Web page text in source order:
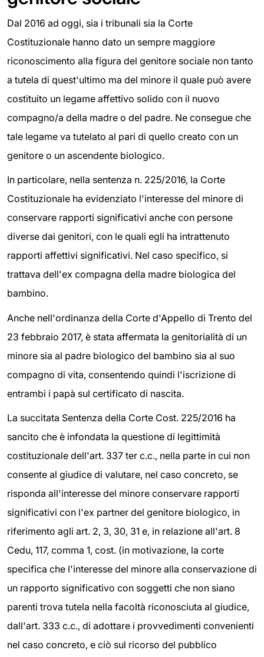
Dal 2016 ad oggi, sia i tribunali sia la Corte
Costituzionale hanno dato un sempre maggiore
riconoscimento alla figura del genitore sociale non tanto
a tutela di quest'ultimo ma del minore il quale può avere
costituito un legame affettivo solido con il nuovo
compagno/a della madre o del padre. Ne consegue che
tale legame va tutelato al pari di quello creato con un
genitore o un ascendente biologico.
In particolare, nella sentenza n. 225/2016, la Corte
Costituzionale ha evidenziato l'interesse del minore di
conservare rapporti significativi anche con persone
diverse dai genitori, con le quali egli ha intrattenuto
rapporti affettivi significativi. Nel caso specifico, si
trattava dell'ex compagna della madre biologica del
bambino.
Anche nell'ordinanza della Corte d'Appello di Trento del
23 febbraio 2017, è stata affermata la genitorialità di un
minore sia al padre biologico del bambino sia al suo
compagno di vita, consentendo quindi l'iscrizione di
entrambi i papà sul certificato di nascita.
La succitata Sentenza della Corte Cost. 225/2016 ha
sancito che è infondata la questione di legittimità
costituzionale dell'art. 337 ter c.c., nella parte in cui non
consente al giudice di valutare, nel caso concreto, se
risponda all'interesse del minore conservare rapporti
significativi con l'ex partner del genitore biologico, in
riferimento agli art. 2, 3, 30, 31 e, in relazione all'art. 8
Cedu, 117, comma 1, cost. (in motivazione, la corte
specifica che l'interesse del minore alla conservazione di
un rapporto significativo con soggetti che non siano
parenti trova tutela nella facoltà riconosciuta al giudice,
dall'art. 333 c.c., di adottare i provvedimenti convenienti
nel caso concreto, e ciò sul ricorso del pubblico